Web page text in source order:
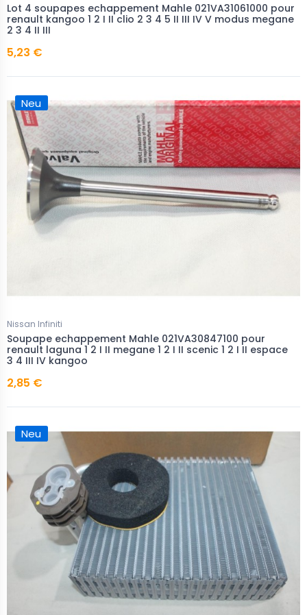
Lot 4 soupapes echappement Mahle 021VA31061000 pour
renault kangoo 1 2 I II clio 2 3 4 5 II III IV V modus megane
2 3 4 II III
5,23 €
Neu
Nissan Infiniti
Soupape echappement Mahle 021VA30847100 pour
renault laguna 1 2 I II megane 1 2 I II scenic 1 2 I II espace
3 4 III IV kangoo
2,85 €
Neu